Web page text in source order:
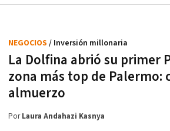
La Dolfina abrió su primer
zona más top de Palermo:
almuerzo
NEGOCIOS / Inversión millonaria
PorLaura Andahazi Kasnya